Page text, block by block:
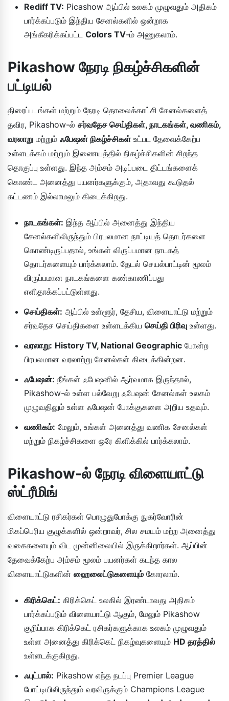
Rediff TV: Picashow ஆப்பில் உலகம் முழுவதும் அதிகம்
பார்க்கப்படும் இந்திய சேனல்களில் ஒன்றாக
அங்கீகரிக்கப்பட்ட Colors TV-ம் அணுகலாம்.
Pikashow நேரடி நிகழ்ச்சிகளின்
பட்டியல்
திரைப்படங்கள் மற்றும் நேரடி தொலைக்காட்சி சேனல்களைத்
தவிர, Pikashow-ல் சர்வதேச செய்திகள், நாடகங்கள், வணிகம்,
வரலாறு மற்றும் ஃபேஷன் நிகழ்ச்சிகள் உட்பட தேவைக்கேற்ப
உள்ளடக்கம் மற்றும் இணையத்தில் நிகழ்ச்சிகளின் சிறந்த
தொகுப்பு உள்ளது. இந்த அம்சம் அடிப்படை திட்டங்களைக்
கொண்ட அனைத்து பயனர்களுக்கும், அதாவது கூடுதல்
கட்டணம் இல்லாமலும் கிடைக்கிறது.
நாடகங்கள்: இந்த ஆப்பில் அனைத்து இந்திய
சேனல்களிலிருந்தும் பிரபலமான நாட்டியத் தொடர்களை
கொண்டிருப்பதால், உங்கள் விருப்பமான நாடகத்
தொடர்களையும் பார்க்கலாம். தேடல் செயல்பாட்டின் மூலம்
விருப்பமான நாடகங்களை கண்காணிப்பது
எளிதாக்கப்பட்டுள்ளது.
செய்திகள்: ஆப்பில் உள்ளூர், தேசிய, விளையாட்டு மற்றும்
சர்வதேச செய்திகளை உள்ளடக்கிய செய்தி பிரிவு உள்ளது.
வரலாறு: History TV, National Geographic போன்ற
பிரபலமான வரலாற்று சேனல்கள் கிடைக்கின்றன.
ஃபேஷன்: நீங்கள் ஃபேஷனில் ஆர்வமாக இருந்தால்,
Pikashow-ல் உள்ள பல்வேறு ஃபேஷன் சேனல்கள் உலகம்
முழுவதிலும் உள்ள ஃபேஷன் போக்குகளை அறிய உதவும்.
வணிகம்: மேலும், உங்கள் அனைத்து வணிக சேனல்கள்
மற்றும் நிகழ்ச்சிகளை ஒரே கிளிக்கில் பார்க்கலாம்.
Pikashow-ல் நேரடி விளையாட்டு
ஸ்ட்ரீமிங்
விளையாட்டு ரசிகர்கள் பொழுதுபோக்கு நுகர்வோரின்
மிகப்பெரிய குழுக்களில் ஒன்றாவர், சில சமயம் மற்ற அனைத்து
வகைகளையும் விட முன்னிலையில் இருக்கிறார்கள். ஆப்பின்
தேவைக்கேற்ப அம்சம் மூலம் பயனர்கள் கடந்த கால
விளையாட்டுகளின் ஹைலைட்டுகளையும் கோரலாம்.
கிரிக்கெட்: கிரிக்கெட் உலகில் இரண்டாவது அதிகம்
பார்க்கப்படும் விளையாட்டு ஆகும், மேலும் Pikashow
குறிப்பாக கிரிக்கெட் ரசிகர்களுக்காக உலகம் முழுவதும்
உள்ள அனைத்து கிரிக்கெட் நிகழ்வுகளையும் HD தரத்தில்
உள்ளடக்குகிறது.
ஃபுட்பால்: Pikashow எந்த நடப்பு Premier League
போட்டியிலிருந்தும் வரவிருக்கும் Champions League